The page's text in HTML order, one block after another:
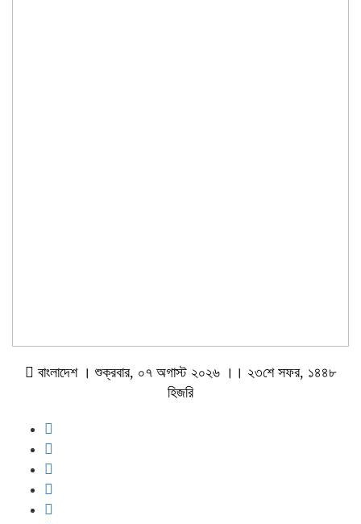
বাংলাদেশ । শুক্রবার, ০৭ অগাস্ট ২০২৬ ।। ২৩শে সফর, ১৪৪৮
হিজরি